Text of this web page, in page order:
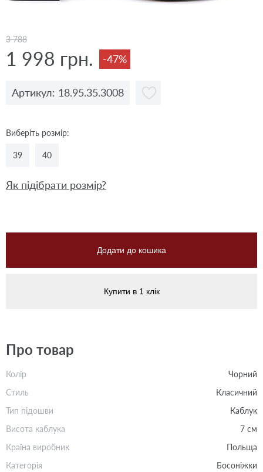
3 788
1 998 грн. -47%
Артикул: 18.95.35.3008
Виберіть розмір:
39 40
Як підібрати розмір?
Додати до кошика
Купити в 1 клік
Про товар
Колір
Чорний
Стиль
Класичний
Тип підошви
Каблук
Висота каблука
7 см
Країна виробник
Польща
Категорія
Босоніжки